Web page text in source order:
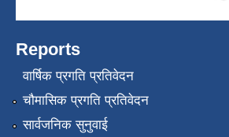
Reports
वार्षिक प्रगति प्रतिवेदन
चौमासिक प्रगति प्रतिवेदन
सार्वजनिक सुनुवाई